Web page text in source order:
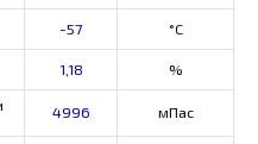
-57 °C
1,18
%
4996 мПас